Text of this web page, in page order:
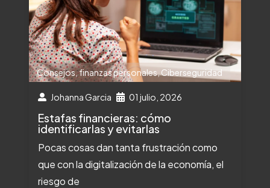
Consejos,finanzas personales Ciberseguridad
Johanna Garcia 01 julio, 2026
Estafas financieras: cómo
identificarlas y evitarlas
Pocas cosas dan tanta frustración como
que con la digitalización de la economía, el
riesgo de